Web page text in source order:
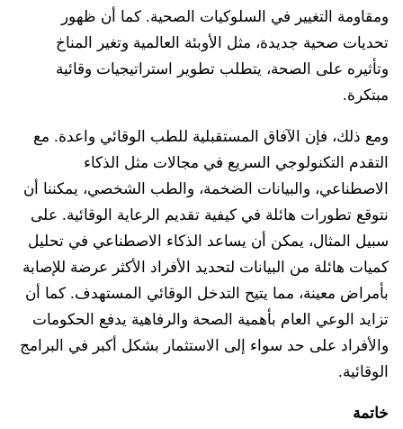
ومقاومة التغيير في السلوكيات الصحية. كما أن ظهور
تحديات صحية جديدة، مثل الأوبئة العالمية وتغير المناخ
وتأثيره على الصحة، يتطلب تطوير استراتيجيات وقائية
مبتكرة.
ومع ذلك، فإن الآفاق المستقبلية للطب الوقائي واعدة. مع
التقدم التكنولوجي السريع في مجالات مثل الذكاء
الاصطناعي، والبيانات الضخمة، والطب الشخصي، يمكننا أن
نتوقع تطورات هائلة في كيفية تقديم الرعاية الوقائية. على
سبيل المثال، يمكن أن يساعد الذكاء الاصطناعي في تحليل
كميات هائلة من البيانات لتحديد الأفراد الأكثر عرضة للإصابة
بأمراض معينة، مما يتيح التدخل الوقائي المستهدف. كما أن
تزايد الوعي العام بأهمية الصحة والرفاهية يدفع الحكومات
والأفراد على حد سواء إلى الاستثمار بشكل أكبر في البرامج
الوقائية.
خاتمة